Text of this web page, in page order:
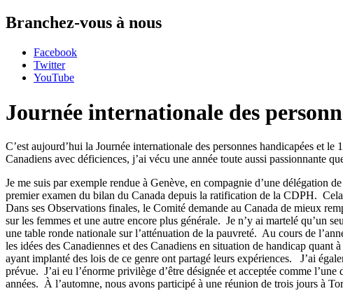
Branchez-vous à nous
Facebook
Twitter
YouTube
Journée internationale des
C’est aujourd’hui la Journée internationale des personnes handicapées et
Canadiens avec déficiences, j’ai vécu une année toute aussi passionnante
Je me suis par exemple rendue à Genève, en compagnie d’une délégation
premier examen du bilan du Canada depuis la ratification de la CDPH.
Dans ses Observations finales, le Comité demande au Canada de mieux
sur les femmes et une autre encore plus générale. Je n’y ai martelé qu’un
une table ronde nationale sur l’atténuation de la pauvreté. Au cours de
les idées des Canadiennes et des Canadiens en situation de handicap
ayant implanté des lois de ce genre ont partagé leurs expériences. J’ai
prévue. J’ai eu l’énorme privilège d’être désignée et acceptée comme
années. À l’automne, nous avons participé à une réunion de trois jours à